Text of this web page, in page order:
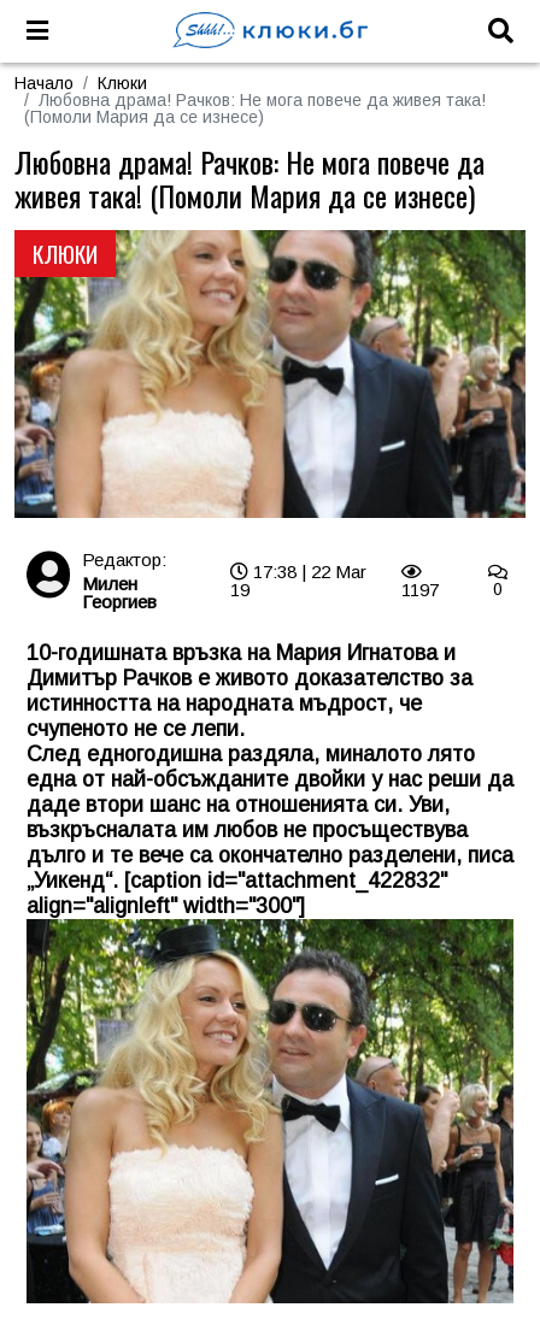
Начало
Клюки
Любовна драма! Рачков: Не мога повече да живея така!
(Помоли Мария да се изнесе)
КЛЮКИ
Любовна драма! Рачков: Не мога повече да
живея така! (Помоли Мария да се изнесе)
Редактор:
Милен
Георгиев
17:38 | 22 Mar
19
1197 0
10-годишната връзка на Мария Игнатова и
Димитър Рачков е живото доказателство за
истинността на народната мъдрост, че
счупеното не се лепи.
След едногодишна раздяла, миналото лято
една от най-обсъжданите двойки у нас реши да
даде втори шанс на отношенията си. Уви,
възкръсналата им любов не просъществува
дълго и те вече са окончателно разделени, писа
„Уикенд“. [caption id="attachment_422832"
align="alignleft" width="300"]